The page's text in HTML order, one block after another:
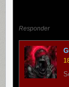
Responder